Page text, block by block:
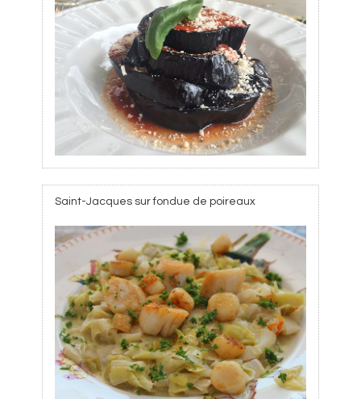
Saint-Jacques sur fondue de poireaux